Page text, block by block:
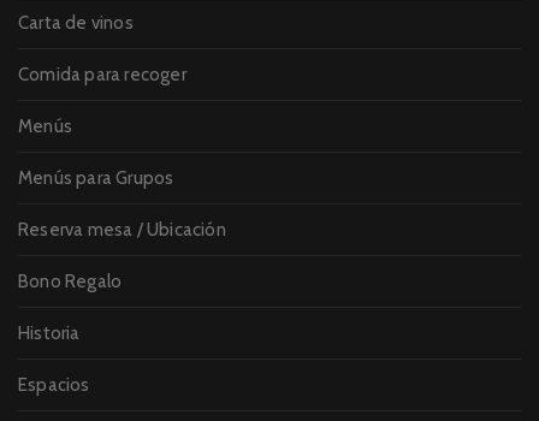
Carta de vinos
Comida para recoger
Menús
Menús para Grupos
Reserva mesa / Ubicación
Bono Regalo
Historia
Espacios